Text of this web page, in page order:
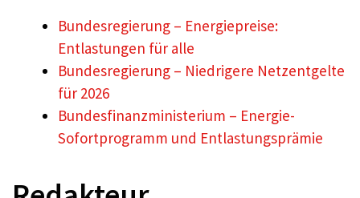
Bundesregierung – Energiepreise:
Entlastungen für alle
Bundesregierung – Niedrigere Netzentgelte
für 2026
Bundesfinanzministerium – Energie-
Sofortprogramm und Entlastungsprämie